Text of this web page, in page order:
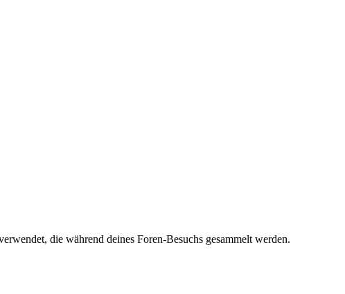
die während deines Foren-Besuchs gesammelt werden.